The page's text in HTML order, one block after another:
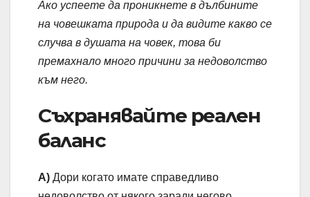
Ако успеете да проникнете в дълбините
на човешката природа и да видите какво се
случва в душата на човек, това би
премахнало много причини за недоволство
към него.
Съхранявайте реален
баланс
А) Дори когато имате справедливо